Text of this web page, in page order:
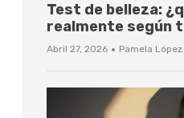
Test de belleza:
realmente según
Abril 27, 2026 · Pamela López